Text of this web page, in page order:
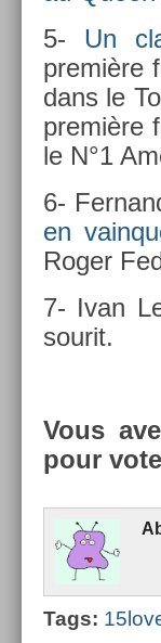
5- Un
première
dans le
première
le N°1
6-
en
Roger
7- Ivan
sourit.
Vous
pour
Tags: